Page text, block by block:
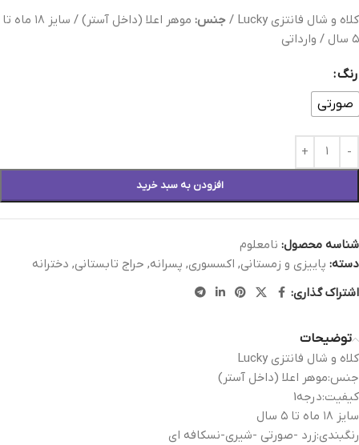
کلاه و شال فانتزی Lucky / جنس:
موهر اعلا (داخل آستر) / سایز ۱۸ ماه تا
۵ سال / وارداتی
رنگ
صورتی
افزودن به سبد خرید
شناسه محصول: نامعلوم
دسته: پاییزی و زمستانی, اکسسوری, پسرانه, حراج تابستانی, دخترانه
اشتراک گذاری:
توضیحات
کلاه و شال فانتزی Lucky
جنس:موهر اعلا (داخل آستر)
کیفیت:درجه1
سایز ۱۸ ماه تا ۵ سال
رنگبندی:زرد -صورتی -شیری-نسکافه ای